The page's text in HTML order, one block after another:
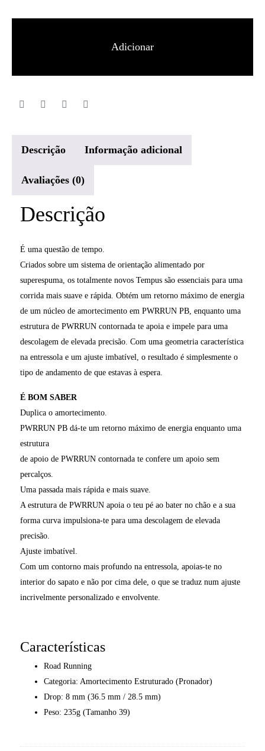
Adicionar
Descrição Informação adicional
Avaliações (0)
Descrição
É uma questão de tempo.
Criados sobre um sistema de orientação alimentado por
superespuma, os totalmente novos Tempus são essenciais para uma
corrida mais suave e rápida. Obtém um retorno máximo de energia
de um núcleo de amortecimento em PWRRUN PB, enquanto uma
estrutura de PWRRUN contornada te apoia e impele para uma
descolagem de elevada precisão. Com uma geometria característica
na entressola e um ajuste imbatível, o resultado é simplesmente o
tipo de andamento de que estavas à espera.
É BOM SABER
Duplica o amortecimento.
PWRRUN PB dá-te um retorno máximo de energia enquanto uma
estrutura
de apoio de PWRRUN contornada te confere um apoio sem
percalços.
Uma passada mais rápida e mais suave.
A estrutura de PWRRUN apoia o teu pé ao bater no chão e a sua
forma curva impulsiona-te para uma descolagem de elevada
precisão.
Ajuste imbatível.
Com um contorno mais profundo na entressola, apoias-te no
interior do sapato e não por cima dele, o que se traduz num ajuste
incrivelmente personalizado e envolvente.
Características
Road Running
Categoria: Amortecimento Estruturado (Pronador)
Drop: 8 mm (36.5 mm / 28.5 mm)
Peso: 235g (Tamanho 39)